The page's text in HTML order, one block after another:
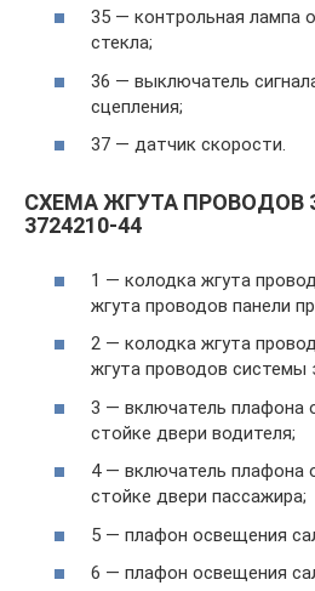
35 — контрольная лампа
стекла;
36 — выключатель
сцепления;
37 — датчик скорости.
СХЕМА ЖГУТА ПРОВОДОВ
3724210-44
1 — колодка жгута
жгута проводов панели
2 — колодка жгута
жгута проводов системы
3 — включатель плафона
стойке двери водителя;
4 — включатель плафона
стойке двери пассажира;
5 — плафон освещения
6 — плафон освещения